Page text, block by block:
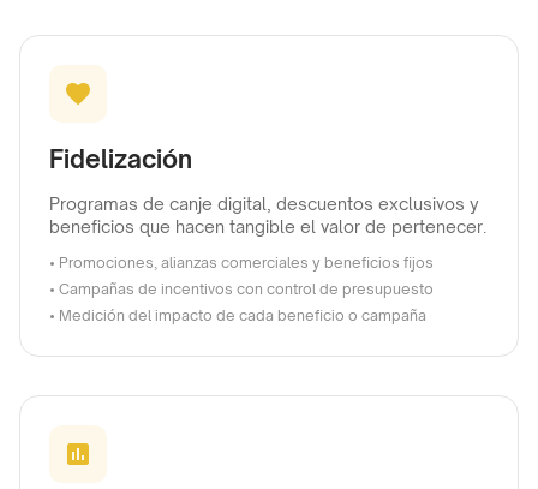
Fidelización
Programas de canje digital, descuentos exclusivos y
beneficios que hacen tangible el valor de pertenecer.
• Promociones, alianzas comerciales y beneficios fijos
• Campañas de incentivos con control de presupuesto
• Medición del impacto de cada beneficio o campaña